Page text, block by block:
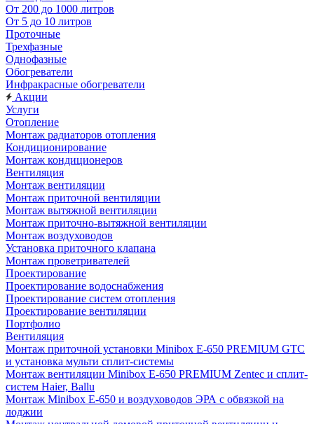
От 200 до 1000 литров
От 5 до 10 литров
Проточные
Трехфазные
Однофазные
Обогреватели
Инфракрасные обогреватели
Акции
Услуги
Отопление
Монтаж радиаторов отопления
Кондиционирование
Монтаж кондиционеров
Вентиляция
Монтаж вентиляции
Монтаж приточной вентиляции
Монтаж вытяжной вентиляции
Монтаж приточно-вытяжной вентиляции
Монтаж воздуховодов
Установка приточного клапана
Монтаж проветривателей
Проектирование
Проектирование водоснабжения
Проектирование систем отопления
Проектирование вентиляции
Портфолио
Вентиляция
Монтаж приточной установки Minibox E-650 PREMIUM GTC
и установка мульти сплит-системы
Монтаж вентиляции Minibox E-650 PREMIUM Zentec и сплит-
систем Haier, Ballu
Монтаж Minibox E-650 и воздуховодов ЭРА с обвязкой на
лоджии